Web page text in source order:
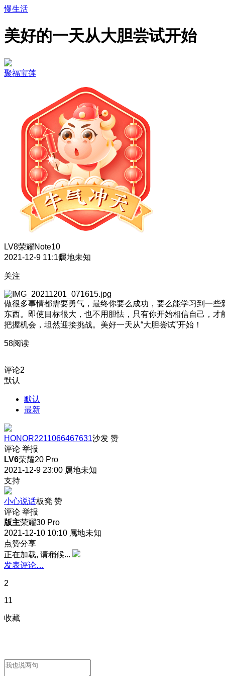
慢生活
美好的一天从大胆尝试开始
聚福宝莲
LV8荣耀Note10
2021-12-9 11:16属地未知
关注
做很多事情都需要勇气，最终你要么成功，要么能学习到一些
东西。即使目标很大，也不用胆怯，只有你开始相信自己，才
把握机会，坦然迎接挑战。美好一天从“大胆尝试”开始！
58阅读
评论2
默认
默认
最新
HONOR2211066467631沙发 赞
评论 举报
LV6荣耀20 Pro
2021-12-9 23:00 属地未知
支持
小心说话板凳 赞
评论 举报
版主荣耀30 Pro
2021-12-10 10:10 属地未知
点赞分享
正在加载, 请稍候...
发表评论…
2
11
收藏